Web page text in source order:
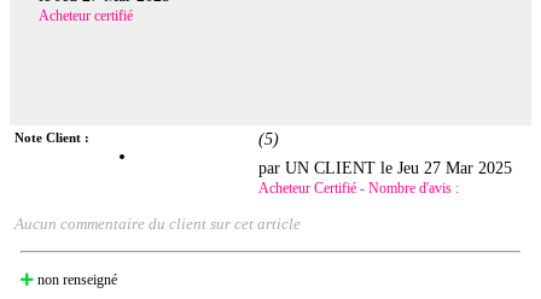
Acheteur certifié
Note Client : (5)
par UN CLIENT leJeu 27 Mar 2025
Acheteur Certifié - Nombre d'avis :
Aucun commentaire du client sur cet article
non renseigné